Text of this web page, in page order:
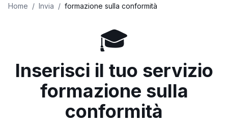
Home / Invia / formazione sulla conformità
🎓
Inserisci il tuo servizio
formazione sulla
conformità